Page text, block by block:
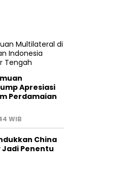
Apresiasi
Perdamaian
WIB
China
Jadi Penentu